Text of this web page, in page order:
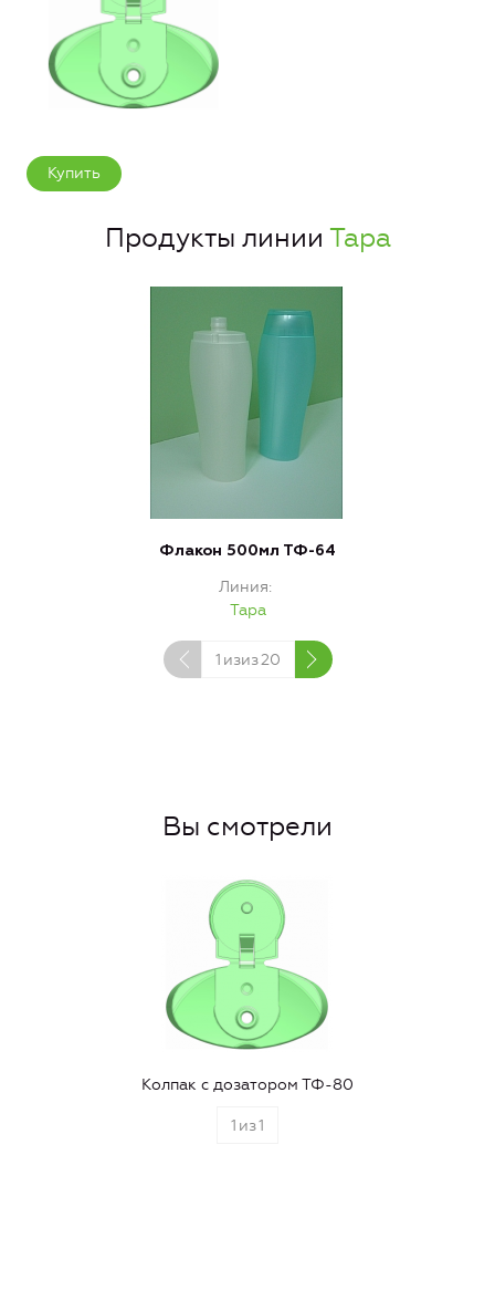
Купить
Продукты линии Тара
Флакон 500мл ТФ-64
Линия
Тара
1 изиз20
Вы смотрели
Колпак с дозатором ТФ-80
1 из1